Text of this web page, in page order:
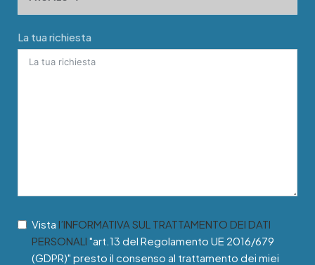
La tua richiesta
Vista l’INFORMATIVA SUL TRATTAMENTO DEI DATI
PERSONALI "art.13 del Regolamento UE 2016/679
(GDPR)" presto il consenso al trattamento dei miei